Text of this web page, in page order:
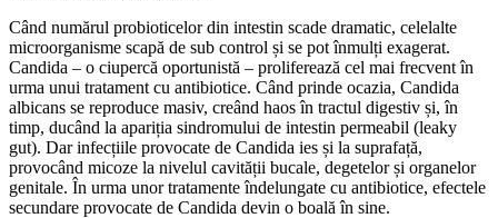
Când numărul probioticelor din intestin scade dramatic, celelalte
microorganisme scapă de sub control și se pot înmulți exagerat.
Candida – o ciupercă oportunistă – proliferează cel mai frecvent în
urma unui tratament cu antibiotice. Când prinde ocazia, Candida
albicans se reproduce masiv, creând haos în tractul digestiv și, în
timp, ducând la apariția sindromului de intestin permeabil (leaky
gut). Dar infecțiile provocate de Candida ies și la suprafață,
provocând micoze la nivelul cavității bucale, degetelor și organelor
genitale. În urma unor tratamente îndelungate cu antibiotice, efectele
secundare provocate de Candida devin o boală în sine.